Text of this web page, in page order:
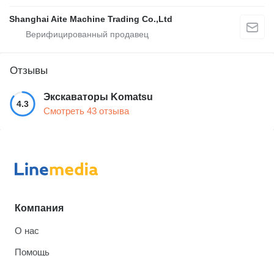
Shanghai Aite Machine Trading Co.,Ltd
Отзывы
4.3
Экскаваторы Komatsu
Смотреть 43 отзыва
Компания
О нас
Помощь